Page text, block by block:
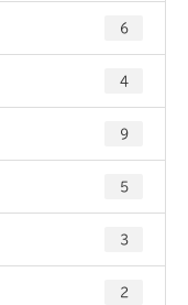
6
4
9
5
3
2